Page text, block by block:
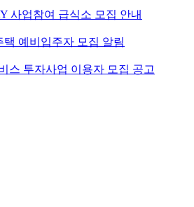
사업참여 급식소 모집 안내
예비입주자 모집 알림
스 투자사업 이용자 모집 공고